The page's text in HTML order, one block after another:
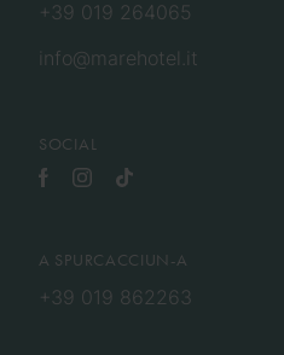
+39 019 264065
info@marehotel.it
SOCIAL
A SPURCACCIUN-A
+39 019 862263